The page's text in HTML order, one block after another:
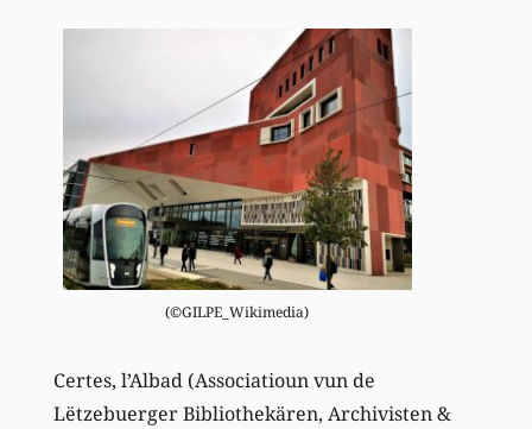
(©GILPE_Wikimedia)
Certes, l’Albad (Associatioun vun de
Lëtzebuerger Bibliothekären, Archivisten &